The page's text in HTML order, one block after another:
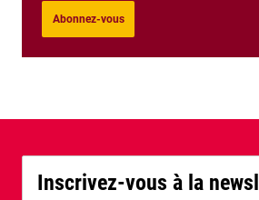
Abonnez-vous
Inscrivez-vous à la